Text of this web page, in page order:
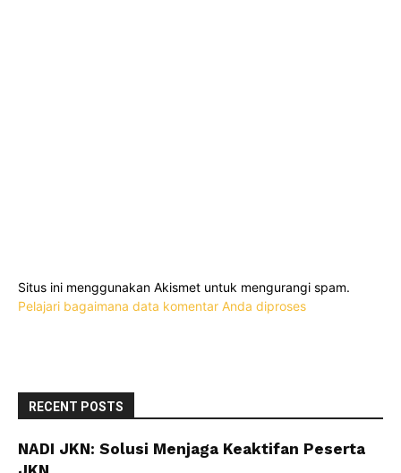
Situs ini menggunakan Akismet untuk mengurangi spam.
Pelajari bagaimana data komentar Anda diproses
RECENT POSTS
NADI JKN: Solusi Menjaga Keaktifan Peserta